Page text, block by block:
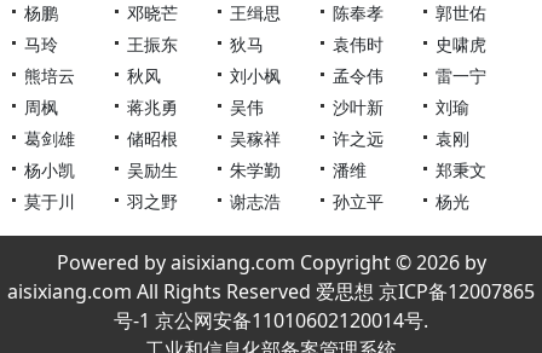
杨鹏
邓晓芒 王缉思 陈奉孝
郭世佑
马玲
王振东 狄马 袁伟时
史啸虎
熊培云
秋风 刘小枫 孟令伟
雷一宁
周枫
蒋兆勇 吴伟 沙叶新
刘瑜
葛剑雄
储昭根 吴稼祥 许之远
袁刚
杨小凯
吴励生 朱学勤 潘维
郑秉文
莫于川
羽之野 谢志浩 孙立平 杨光
Powered by aisixiang.com Copyright © 2026 by
aisixiang.com All Rights Reserved 爱思想 京ICP备12007865
号-1 京公网安备11010602120014号.